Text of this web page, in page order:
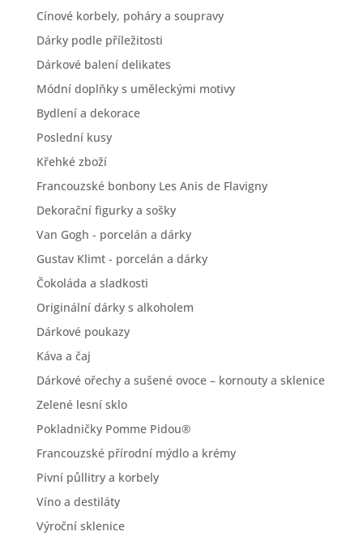
Cínové korbely, poháry a soupravy
Dárky podle příležitosti
Dárkové balení delikates
Módní doplňky s uměleckými motivy
Bydlení a dekorace
Poslední kusy
Křehké zboží
Francouzské bonbony Les Anis de Flavigny
Dekorační figurky a sošky
Van Gogh - porcelán a dárky
Gustav Klimt - porcelán a dárky
Čokoláda a sladkosti
Originální dárky s alkoholem
Dárkové poukazy
Káva a čaj
Dárkové ořechy a sušené ovoce – kornouty a sklenice
Zelené lesní sklo
Pokladničky Pomme Pidou®
Francouzské přírodní mýdlo a krémy
Pivní půllitry a korbely
Víno a destiláty
Výroční sklenice